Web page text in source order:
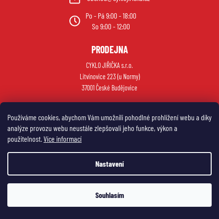
Používáme cookies, abychom Vám umožnili pohodlné prohlížení webu a díky
analýze provozu webu neustále zlepšovali jeho funkce, výkon a
použitelnost.Více informací
Nastavení
Souhlasím
Po - Pá 9:00 - 18:00
So 9:00 - 12:00
PRODEJNA
CYKLO JIŘIČKA s.r.o.
Litvínovice 223 (u Normy)
37001 České Budějovice
Vytvořil Shoptet
Copyright 2026My e-shop. Všechna práva vyhrazena.